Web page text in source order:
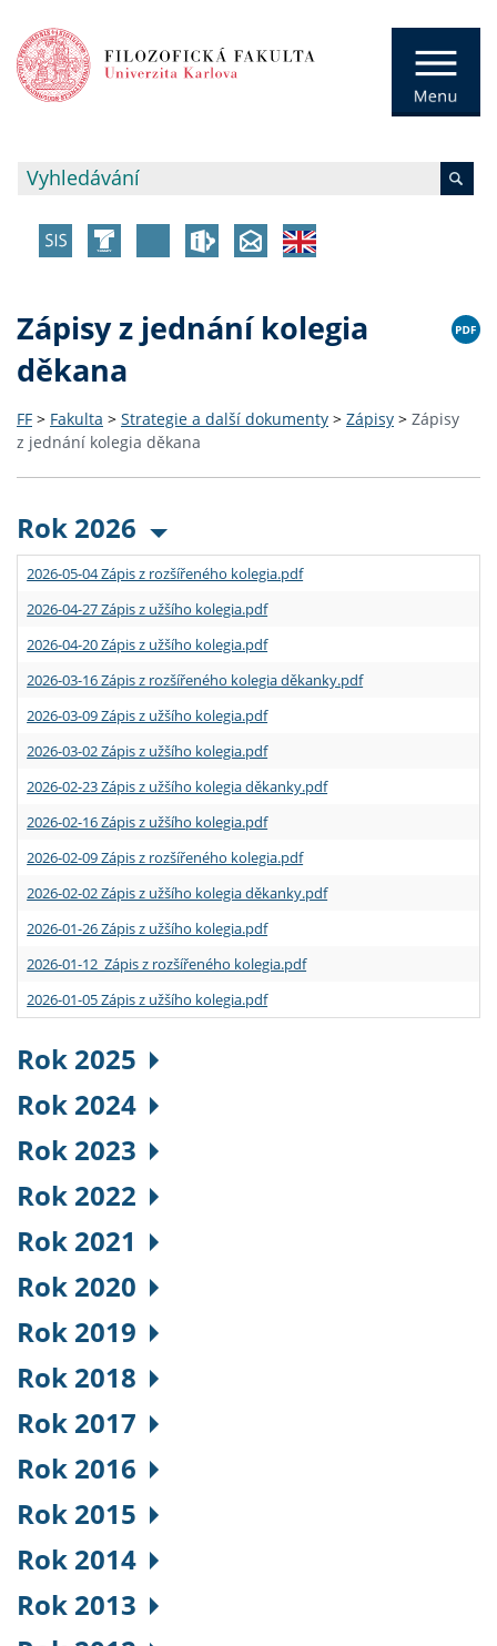
Zápisy z jednání kolegia
děkana
FF > Fakulta > Strategie a další dokumenty > Zápisy > Zápisy
z jednání kolegia děkana
Rok 2026
2026-05-04 Zápis z rozšířeného kolegia.pdf
2026-04-27 Zápis z užšího kolegia.pdf
2026-04-20 Zápis z užšího kolegia.pdf
2026-03-16 Zápis z rozšířeného kolegia děkanky.pdf
2026-03-09 Zápis z užšího kolegia.pdf
2026-03-02 Zápis z užšího kolegia.pdf
2026-02-23 Zápis z užšího kolegia děkanky.pdf
2026-02-16 Zápis z užšího kolegia.pdf
2026-02-09 Zápis z rozšířeného kolegia.pdf
2026-02-02 Zápis z užšího kolegia děkanky.pdf
2026-01-26 Zápis z užšího kolegia.pdf
2026-01-12 Zápis z rozšířeného kolegia.pdf
2026-01-05 Zápis z užšího kolegia.pdf
Rok 2025
Rok 2024
Rok 2023
Rok 2022
Rok 2021
Rok 2020
Rok 2019
Rok 2018
Rok 2017
Rok 2016
Rok 2015
Rok 2014
Rok 2013